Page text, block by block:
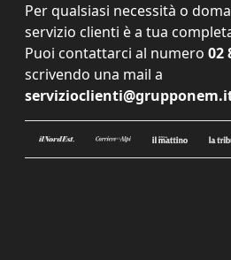
Per qualsiasi necessità o
servizio clienti è a tua
Puoi contattarci al numero 02
scrivendo una mail a